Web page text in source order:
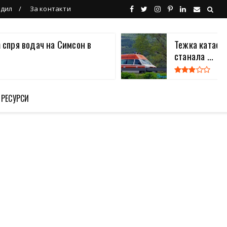
За контакти
водач на Симсон в
Тежка
станала ...